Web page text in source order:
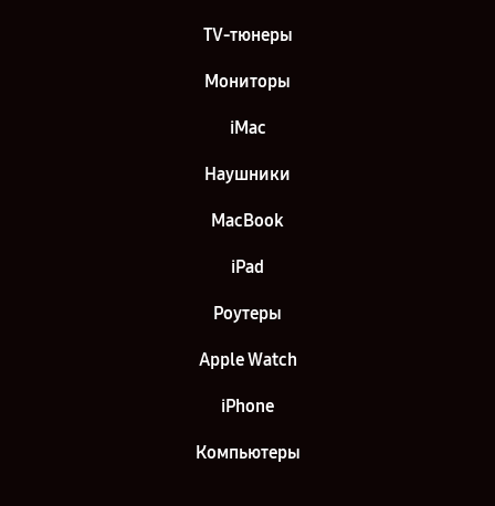
TV-тюнеры
Мониторы
iMac
Наушники
MacBook
iPad
Роутеры
Apple Watch
iPhone
Компьютеры